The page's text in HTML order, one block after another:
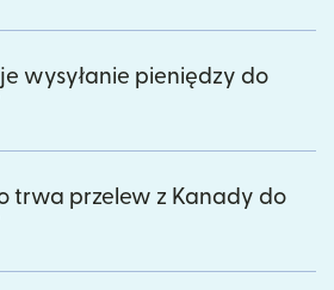
wysyłanie pieniędzy do
trwa przelew z Kanady do